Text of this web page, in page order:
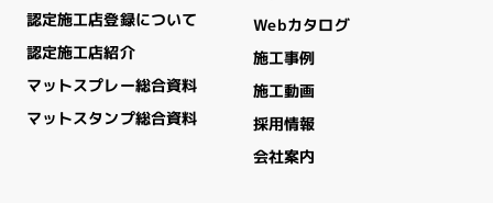
認定施工店登録について
認定施工店紹介
マットスプレー総合資料
マットスタンプ総合資料
Webカタログ
施工事例
施工動画
採用情報
会社案内